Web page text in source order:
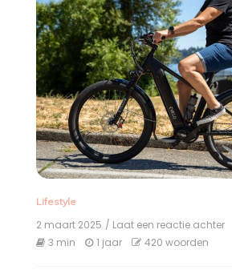
Lifestyle
2 maart 2025 / Laat een reactie achterop
3 min 1 jaar 420 woorden